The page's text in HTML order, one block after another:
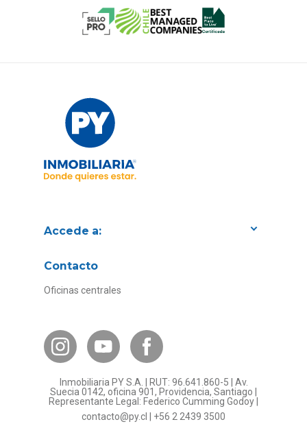
Accede a:
Bases Legales
¿Por qué invertir en PY?
Preguntas frecuentes
Formulario Referidos PY
Términos y Condiciones
Contacto
Oficinas centrales
Inmobiliaria PY S.A. | RUT: 96.641.860-5 | Av.
Suecia 0142, oficina 901, Providencia, Santiago |
Representante Legal: Federico Cumming Godoy |
contacto@py.cl
+56 2 2439 3500